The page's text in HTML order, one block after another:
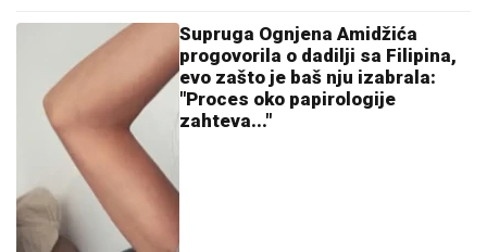
Supruga Ognjena Amidžića
progovorila o dadilji sa Filipina,
evo zašto je baš nju izabrala:
"Proces oko papirologije
zahteva..."